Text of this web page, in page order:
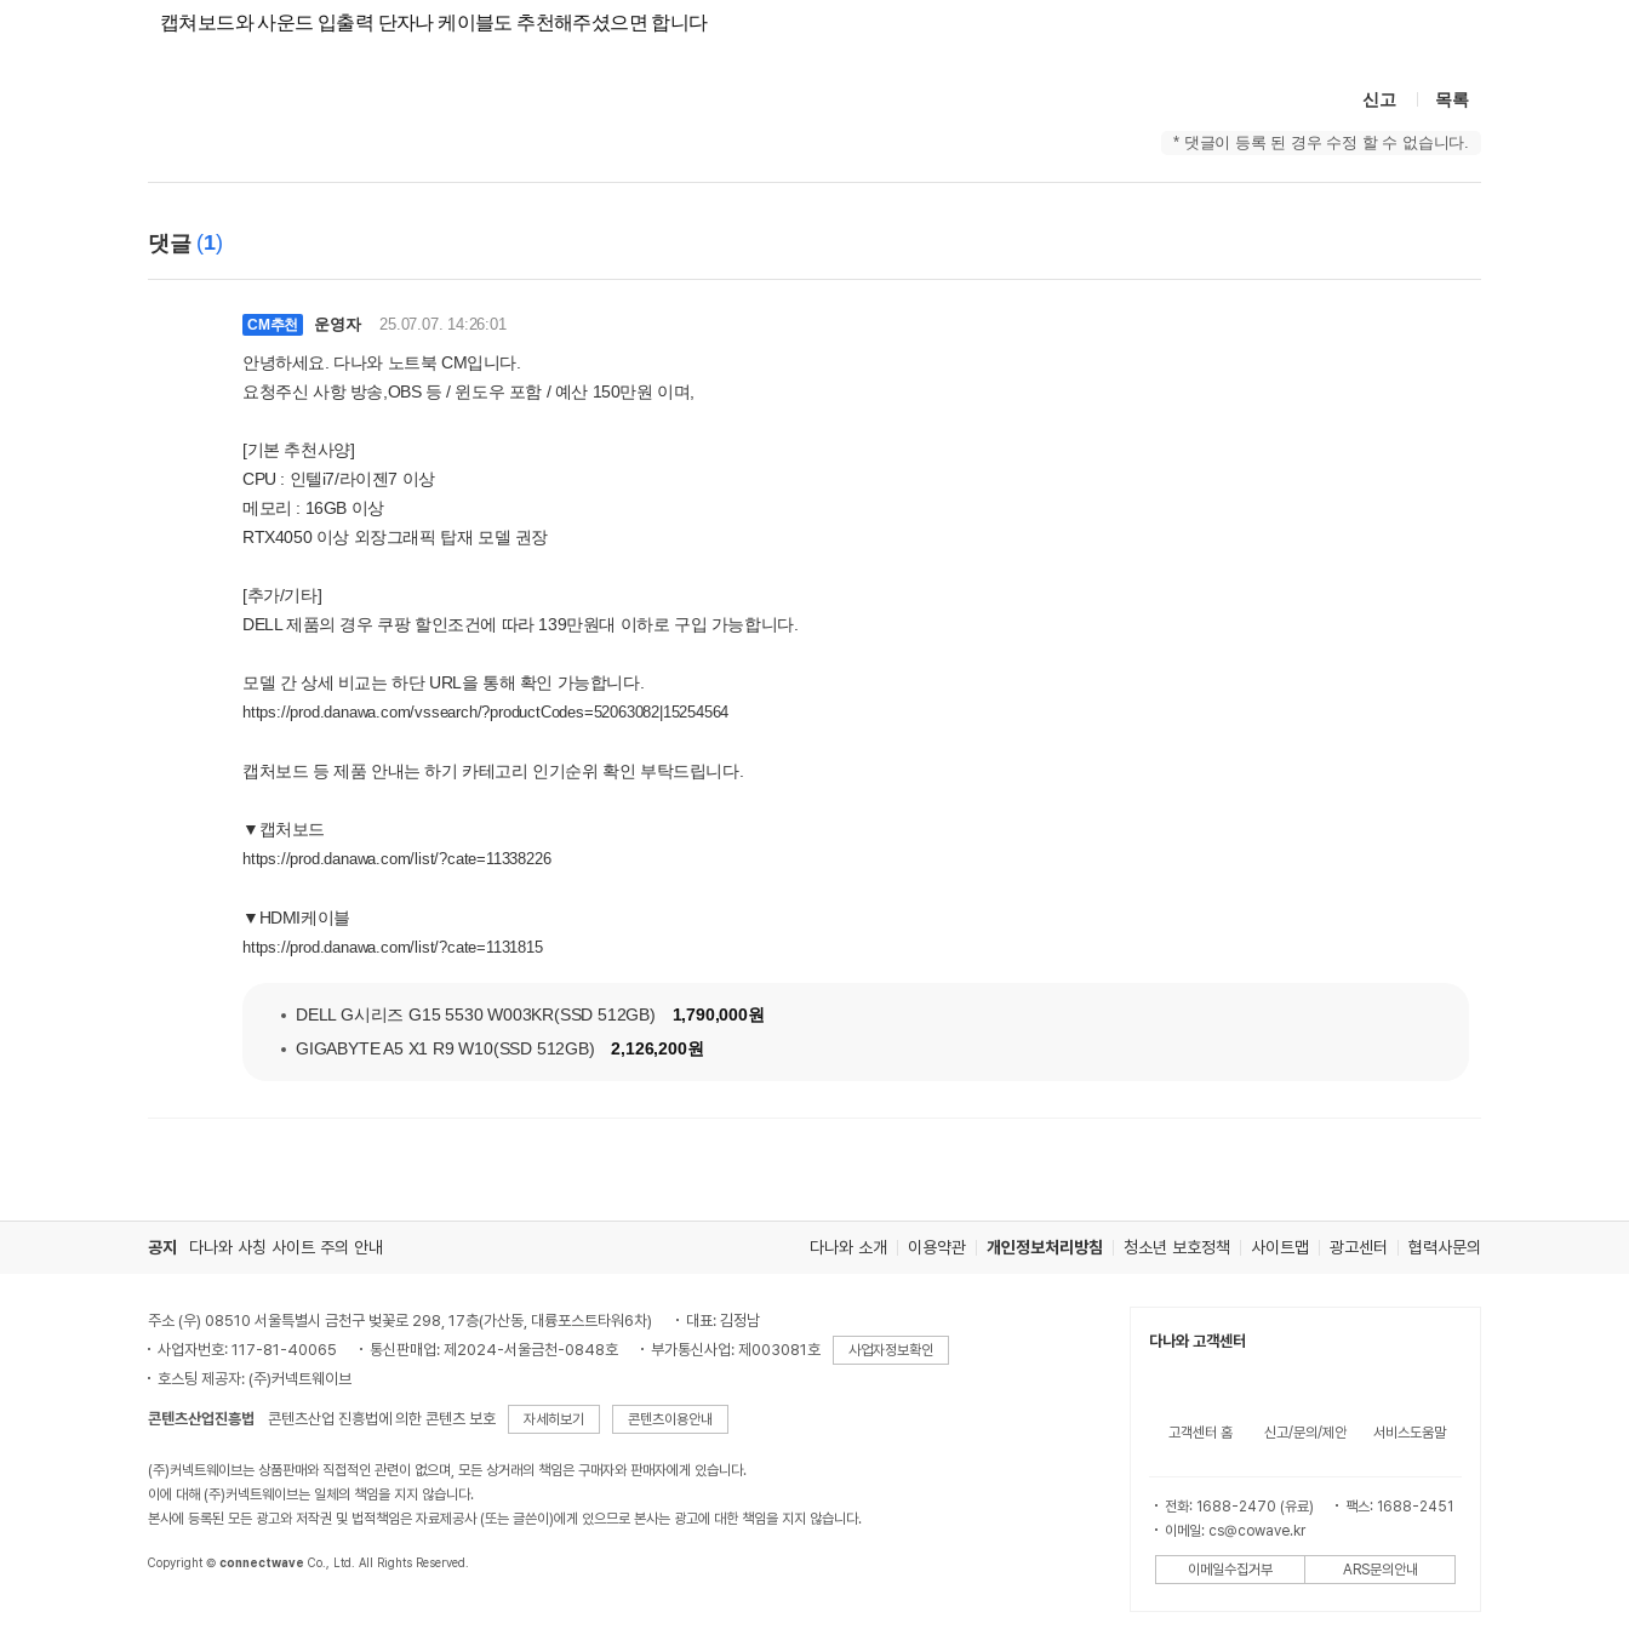
캡쳐보드와 사운드 입출력 단자나 케이블도 추천해주셨으면 합니다
신고 목록
* 댓글이 등록 된 경우 수정 할 수 없습니다.
댓글 (1)
CM추천 운영자 25.07.07. 14:26:01
안녕하세요. 다나와 노트북 CM입니다.
요청주신 사항 방송,OBS 등 / 윈도우 포함 / 예산 150만원 이며,
[기본 추천사양]
CPU : 인텔i7/라이젠7 이상
메모리 : 16GB 이상
RTX4050 이상 외장그래픽 탑재 모델 권장
[추가/기타]
DELL 제품의 경우 쿠팡 할인조건에 따라 139만원대 이하로 구입 가능합니다.
모델 간 상세 비교는 하단 URL을 통해 확인 가능합니다.
https://prod.danawa.com/vssearch/?productCodes=52063082|15254564
캡처보드 등 제품 안내는 하기 카테고리 인기순위 확인 부탁드립니다.
▼캡처보드
https://prod.danawa.com/list/?cate=11338226
▼HDMI케이블
https://prod.danawa.com/list/?cate=1131815
DELL G시리즈 G15 5530 W003KR(SSD 512GB)
1,790,000원
GIGABYTE A5 X1 R9 W10(SSD 512GB)
2,126,200원
공지 다나와 사칭 사이트 주의 안내 다나와 소개 이용약관 개인정보처리방침 청소년 보호정책 사이트맵 광고센터 협력사문의
주소 (우) 08510 서울특별시 금천구 벚꽃로 298, 17층(가산동, 대륭포스트타워6차)
대표: 김정남
사업자번호: 117-81-40065
통신판매업: 제2024-서울금천-0848호 부가통신사업: 제003081호 사업자정보확인
호스팅 제공자: (주)커넥트웨이브
콘텐츠산업진흥법 콘텐츠산업 진흥법에 의한 콘텐츠 보호 자세히보기 콘텐츠이용안내
(주)커넥트웨이브는 상품판매와 직접적인 관련이 없으며, 모든 상거래의 책임은 구매자와 판매자에게 있습니다.
이에 대해 (주)커넥트웨이브는 일체의 책임을 지지 않습니다.
본사에 등록된 모든 광고와 저작권 및 법적책임은 자료제공사 (또는 글쓴이)에게 있으므로 본사는 광고에 대한 책임을 지지 않습니다.
Copyright © connectwave Co., Ltd. All Rights Reserved.
다나와 고객센터
고객센터 홈 신고/문의/제안 서비스도움말
전화: 1688-2470 (유료)
팩스: 1688-2451
이메일: cs@cowave.kr
이메일수집거부 ARS문의안내